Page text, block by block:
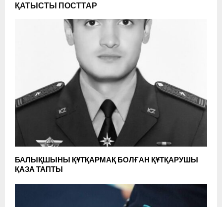
ҚАТЫСТЫ ПОСТТАР
БАЛЫҚШЫНЫ ҚҰТҚАРМАҚ БОЛҒАН ҚҰТҚАРУШЫ
ҚАЗА ТАПТЫ